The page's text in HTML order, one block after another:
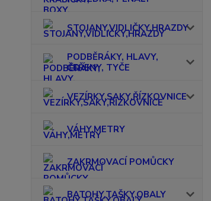
STOJANY,VIDLIČKY,HRAZDY
PODBĚRÁKY, HLAVY,
ČEŘENY, TYČE
VEZÍRKY,SAKY,ŘÍZKOVNICE
VÁHY,METRY
ZAKRMOVACÍ POMŮCKY
BATOHY,TAŠKY,OBALY